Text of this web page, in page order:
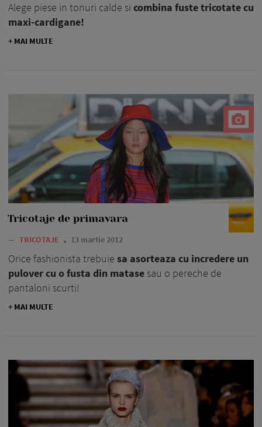
Alege piese in tonuri calde si combina fuste tricotate cu
maxi-cardigane!
+ MAI MULTE
Tricotaje de primavara
— TRICOTAJE 13 martie 2012
Orice fashionista trebuie sa asorteaza cu incredere un
pulover cu o fusta din matase sau o pereche de
pantaloni scurti!
+ MAI MULTE